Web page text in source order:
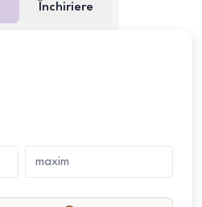
Închiriere